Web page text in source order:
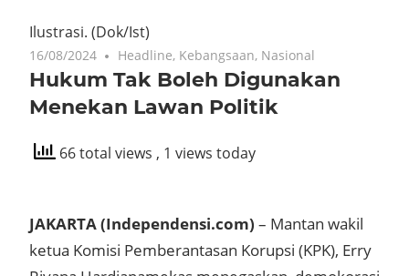
Ilustrasi. (Dok/Ist)
16/08/2024 Headline, Kebangsaan, Nasional
Hukum Tak Boleh Digunakan
Menekan Lawan Politik
66 total views , 1 views today
JAKARTA (Independensi.com) – Mantan wakil
ketua Komisi Pemberantasan Korupsi (KPK), Erry